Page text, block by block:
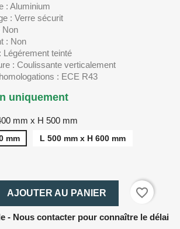
: Aluminium
: Verre sécurit
Non
: Non
Légérement teinté
: Coulissante verticalement
: ECE R43
uniquement
mm x H 500 mm
mm L 500 mm x H 600 mm
AJOUTER AU PANIER
favorite_border
- Nous contacter pour connaître le délai